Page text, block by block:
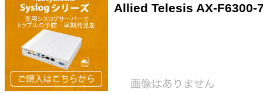
Allied Telesis AX-F6300-